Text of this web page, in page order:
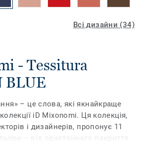
Всі дизайни (34)
- Tessitura
BLUE
– це слова, які якнайкраще
iD Mixonomi. Ця колекція,
і дизайнерів, пропонує 11
– від однотонного покриття